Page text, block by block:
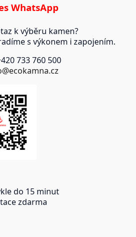
WhatsApp
k výběru kamen?
s výkonem i zapojením.
733 760 500
do 15 minut
zdarma